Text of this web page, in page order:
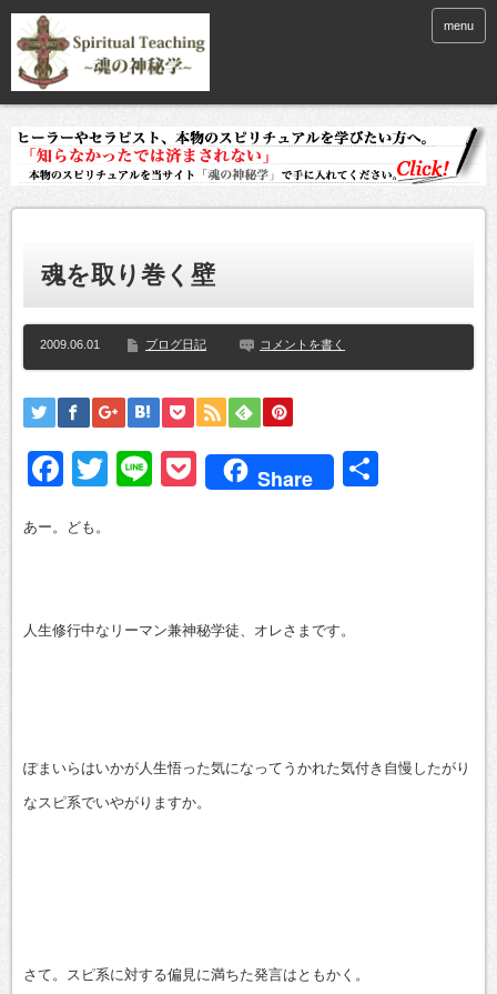
menu
魂を取り巻く壁
2009.06.01 ブログ日記 コメントを書く
Facebook
Twitter
LinePocket
Share
あー。ども。
人生修行中なリーマン兼神秘学徒、オレさまです。
ぽまいらはいかが人生悟った気になってうかれた気付き自慢したがり
なスピ系でいやがりますか。
さて。スピ系に対する偏見に満ちた発言はともかく。